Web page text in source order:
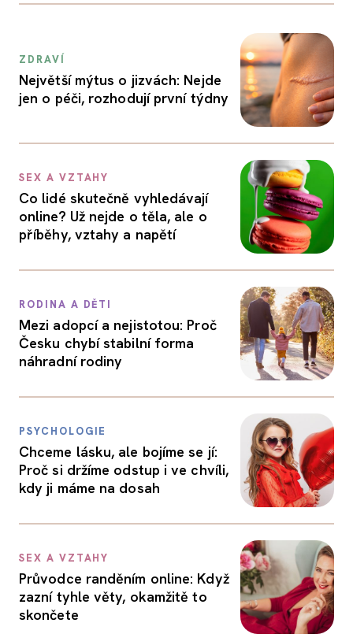
ZDRAVÍ
Největší mýtus o jizvách: Nejde
jen o péči, rozhodují první týdny
SEX A VZTAHY
Co lidé skutečně vyhledávají
online? Už nejde o těla, ale o
příběhy, vztahy a napětí
RODINA A DĚTI
Mezi adopcí a nejistotou: Proč
Česku chybí stabilní forma
náhradní rodiny
PSYCHOLOGIE
Chceme lásku, ale bojíme se jí:
Proč si držíme odstup i ve chvíli,
kdy ji máme na dosah
SEX A VZTAHY
Průvodce randěním online: Když
zazní tyhle věty, okamžitě to
skončete